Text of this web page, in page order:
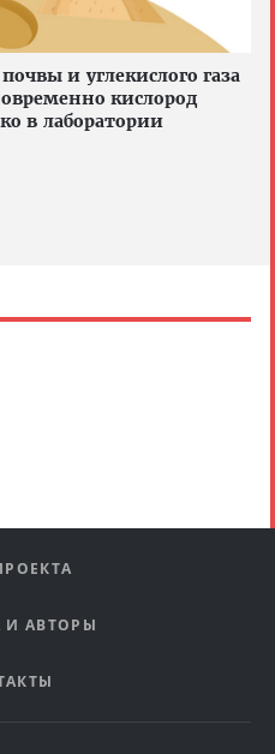
и углекислого газа
кислород
в лаборатории
И АВТОРЫ